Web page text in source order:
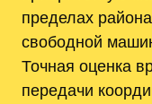
пределах
свободной
Точная оценка
передачи